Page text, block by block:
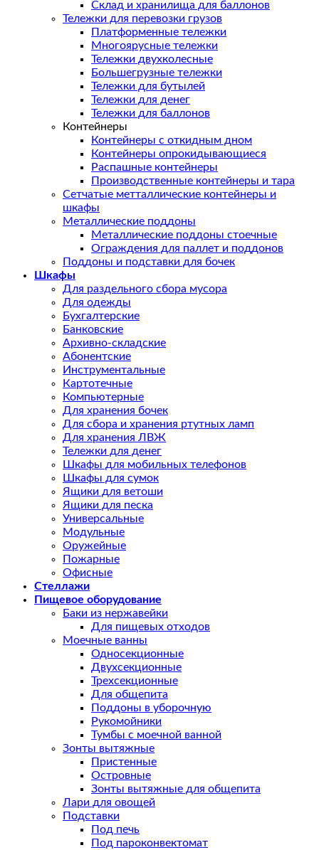
Склад и хранилища для баллонов
Тележки для перевозки грузов
Платформенные тележки
Многоярусные тележки
Тележки двухколесные
Большегрузные тележки
Тележки для бутылей
Тележки для денег
Тележки для баллонов
Контейнеры
Контейнеры с откидным дном
Контейнеры опрокидывающиеся
Распашные контейнеры
Производственные контейнеры и тара
Сетчатые метталлические контейнеры и
шкафы
Металлические поддоны
Металлические поддоны стоечные
Ограждения для паллет и поддонов
Поддоны и подставки для бочек
Шкафы
Для раздельного сбора мусора
Для одежды
Бухгалтерские
Банковские
Архивно-складские
Абонентские
Инструментальные
Картотечные
Компьютерные
Для хранения бочек
Для сбора и хранения ртутных ламп
Для хранения ЛВЖ
Тележки для денег
Шкафы для мобильных телефонов
Шкафы для сумок
Ящики для ветоши
Ящики для песка
Универсальные
Модульные
Оружейные
Пожарные
Офисные
Стеллажи
Пищевое оборудование
Баки из нержавейки
Для пищевых отходов
Моечные ванны
Односекционные
Двухсекционные
Трехсекционные
Для общепита
Поддоны в уборочную
Рукомойники
Тумбы с моечной ванной
Зонты вытяжные
Пристенные
Островные
Зонты вытяжные для общепита
Лари для овощей
Подставки
Под печь
Под пароконвектомат